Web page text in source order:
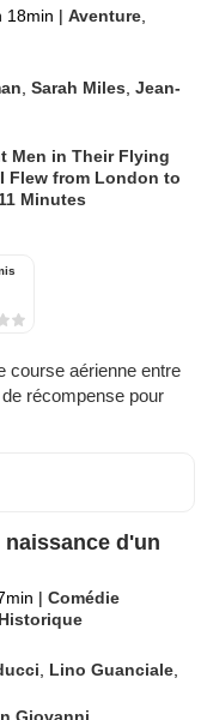
18min | Aventure
,Sarah Miles ,Jean-
Men in Their Flying
Flew from London to
Minutes
course aérienne entre
récompense pour
d'un
| Comédie
Historique
Lino Guanciale